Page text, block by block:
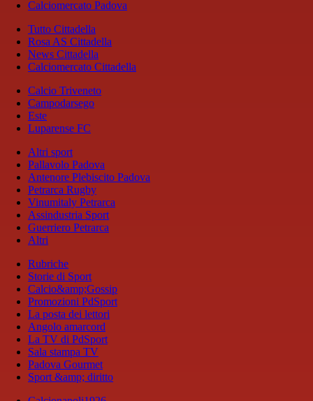
Calciomercato Padova
Tutto Cittadella
Rosa AS Cittadella
News Cittadella
Calciomercato Cittadella
Calcio Triveneto
Campodarsego
Este
Luparense FC
Altri sport
Pallavolo Padova
Antenore Plebiscito Padova
Petrarca Rugby
Vinumitaly Petrarca
Assindustria Sport
Guerriero Petrarca
Altri
Rubriche
Storie di Sport
Calcio&amp;Gossip
Promozioni PdSport
La posta dei lettori
Angolo amarcord
La TV di PdSport
Sala stampa TV
Padova Gourmet
Sport &amp; diritto